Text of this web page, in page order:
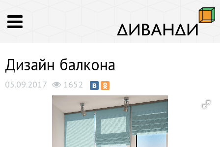
Дизайн балкона
05.09.2017 1652